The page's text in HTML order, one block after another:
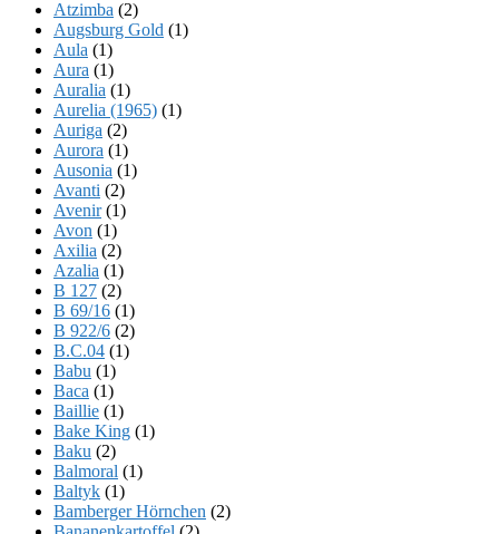
Atzimba (2)
Augsburg Gold (1)
Aula (1)
Aura (1)
Auralia (1)
Aurelia (1965) (1)
Auriga (2)
Aurora (1)
Ausonia (1)
Avanti (2)
Avenir(1)
Avon (1)
Axilia (2)
Azalia (1)
B 127 (2)
B 69/16 (1)
B 922/6 (2)
B.C.04 (1)
Babu (1)
Baca (1)
Baillie (1)
Bake King (1)
Baku (2)
Balmoral (1)
Baltyk (1)
Bamberger Hörnchen (2)